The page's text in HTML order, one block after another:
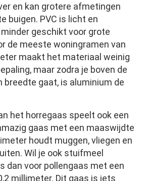
en kan grotere afmetingen
buigen. PVC is licht en
geschikt voor grote
de meeste woningramen van
maakt het materiaal weinig
maar zodra je boven de
breedte gaat, is aluminium de
het horregaas speelt ook een
gaas met een maaswijdte
houdt muggen, vliegen en
Wil je ook stuifmeel
dan voor pollengaas met een
millimeter. Dit gaas is iets